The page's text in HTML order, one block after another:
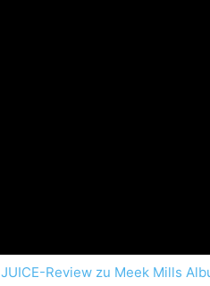
JUICE-Review zu Meek Mills